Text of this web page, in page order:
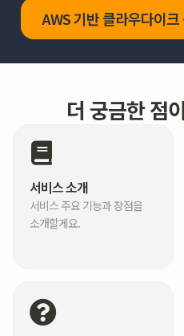
AWS 기반 클라우다이크
더 궁금한 점
서비스 소개
서비스 주요 기능과 장점을
소개할게요.